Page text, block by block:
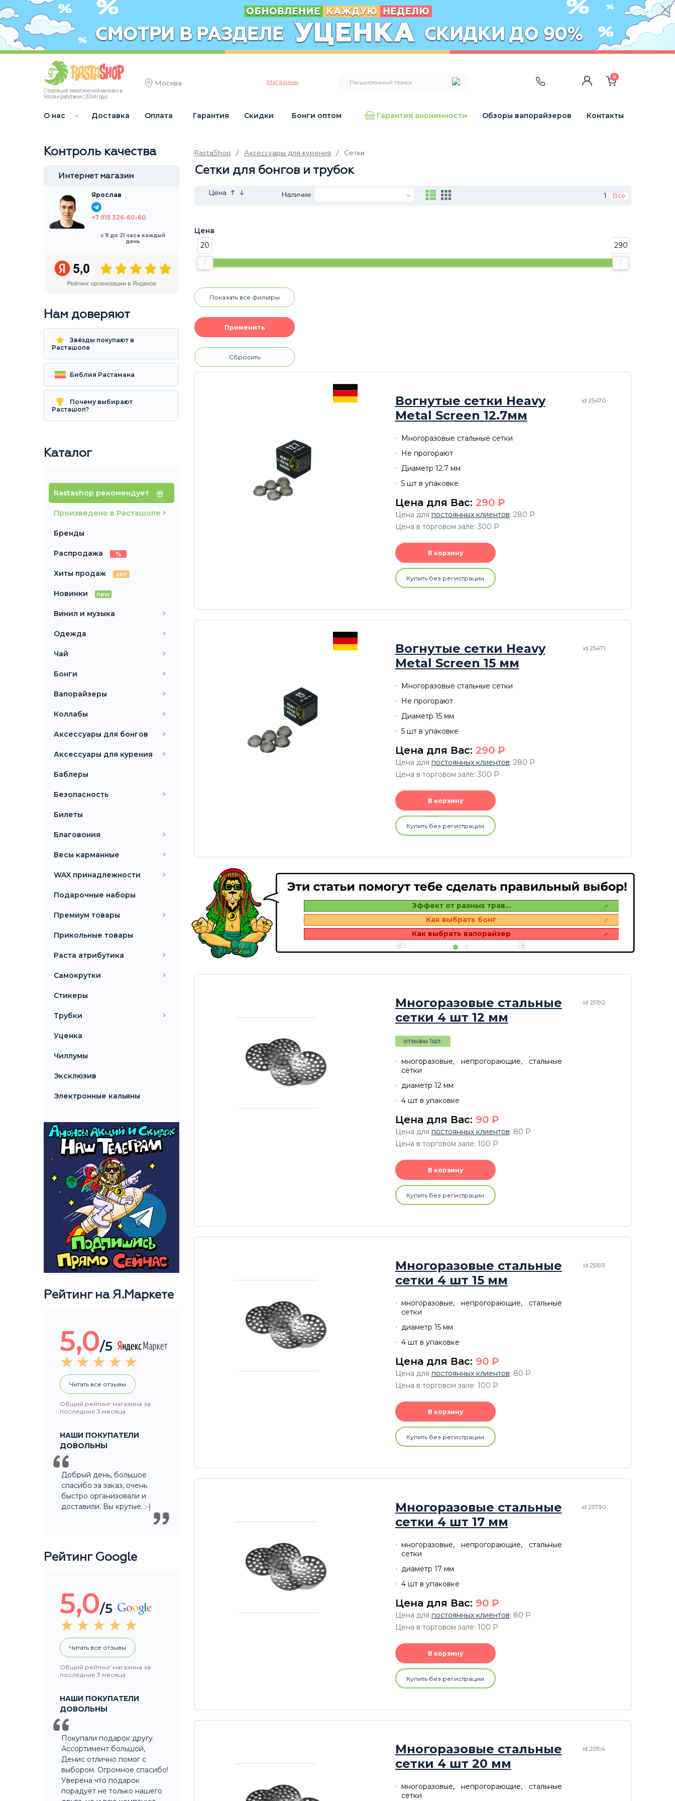
Старейший тематический магазин в
России (работаем с 2004 года)
Москва Магазины
0
О нас Доставка Оплата Гарантия Скидки Бонги оптом Гарантия анонимности Обзоры вапорайзеров Контакты
Контроль качества
Интернет магазин
Ярослав
+7 915 326-60-60
с 11 до 21 часа каждый
день
Нам доверяют
Звёзды покупают в
Расташопе
Библия Растамана
Почему выбирают
Расташоп?
Каталог
Rastashop рекомендует
Произведено в Расташопе
Бренды
Распродажа %
Хиты продаж хит
Новинки new
Винил и музыка
Одежда
Чай
Бонги
Вапорайзеры
Коллабы
Аксессуары для бонгов
Аксессуары для курения
Баблеры
Безопасность
Билеты
Благовония
Весы карманные
WAX принадлежности
Подарочные наборы
Премиум товары
Прикольные товары
Раста атрибутика
Самокрутки
Стикеры
Трубки
Уценка
Чиллумы
Эксклюзив
Электронные кальяны
Рейтинг на Я.Маркете
5,0/5
Читать все отзывы
Общий рейтинг магазина за
последние 3 месяца
НАШИ ПОКУПАТЕЛИ
ДОВОЛЬНЫ
Добрый день, большое
спасибо за заказ, очень
быстро организовали и
доставили. Вы крутые. :-)
Рейтинг Google
5,0/5
Читать все отзывы
Общий рейтинг магазина за
последние 3 месяца
НАШИ ПОКУПАТЕЛИ
ДОВОЛЬНЫ
Покупали подарок другу.
Ассортимент большой,
Денис отлично помог с
выбором. Огромное спасибо!
Уверена что подарок
порадует не только нашего
RastaShop / Аксессуары для курения / Сетки
Сетки для бонгов и трубок
Цена ↑ ↓ Наличие 1 Все
Цена
20
290
Показать все фильтры
Сбросить
id 25470
Вогнутые сетки Heavy
Metal Screen 12.7мм
Многоразовые стальные сетки
Не прогорают
Диаметр 12.7 мм
5 шт в упаковке
Цена для Вас: 290 P
Цена для постоянных клиентов: 280 P
Цена в торговом зале: 300 P
В корзину
Купить без регистрации
id 25471
Вогнутые сетки Heavy
Metal Screen 15 мм
Многоразовые стальные сетки
Не прогорают
Диаметр 15 мм
5 шт в упаковке
Цена для Вас: 290 P
Цена для постоянных клиентов: 280 P
Цена в торговом зале: 300 P
В корзину
Купить без регистрации
Топ 10 бонгов
Эффект от разных трав…
Как выбрать бонг
Как выбрать вапорайзер
id 25192
Многоразовые стальные
сетки 4 шт 12 мм
отзывы 1шт.
многоразовые, непрогорающие, стальные
сетки
диаметр 12 мм
4 шт в упаковке
Цена для Вас: 90 P
Цена для постоянных клиентов: 80 P
Цена в торговом зале: 100 P
В корзину
Купить без регистрации
id 25193
Многоразовые стальные
сетки 4 шт 15 мм
многоразовые, непрогорающие, стальные
сетки
диаметр 15 мм
4 шт в упаковке
Цена для Вас: 90 P
Цена для постоянных клиентов: 80 P
Цена в торговом зале: 100 P
В корзину
Купить без регистрации
id 25730
Многоразовые стальные
сетки 4 шт 17 мм
многоразовые, непрогорающие, стальные
сетки
диаметр 17 мм
4 шт в упаковке
Цена для Вас: 90 P
Цена для постоянных клиентов: 80 P
Цена в торговом зале: 100 P
В корзину
Купить без регистрации
id 25194
Многоразовые стальные
сетки 4 шт 20 мм
многоразовые, непрогорающие, стальные
сетки